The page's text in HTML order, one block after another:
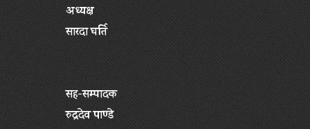
अध्यक्ष
सारदा घर्ति
सह-सम्पादक
रुद्रदेव पाण्डे